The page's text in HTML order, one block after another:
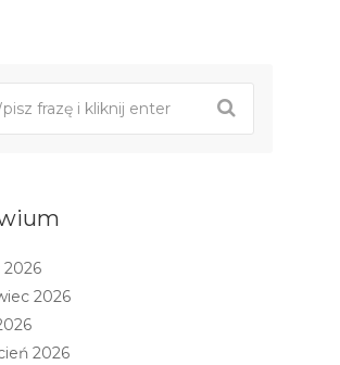
2026
2026
2026